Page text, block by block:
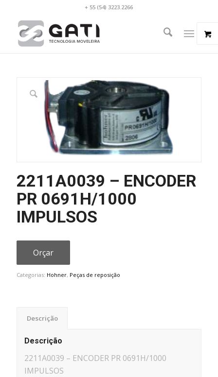
+ 55 (54) 3223.2266
2211A0039 – ENCODER
PR 0691H/1000
IMPULSOS
Orçar
Categorias: Hohner, Peças de reposição
Descrição
Descrição
2211A0039 – ENCODER PR 0691H/1000
IMPULSOS